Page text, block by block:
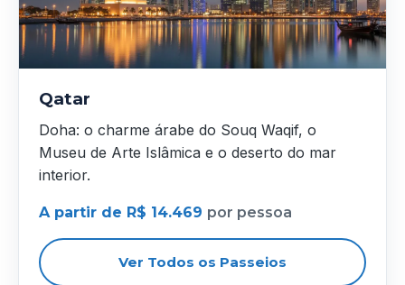
Qatar
Doha: o charme árabe do Souq Waqif, o
Museu de Arte Islâmica e o deserto do mar
interior.
A partir de R$ 14.469 por pessoa
Ver Todos os Passeios